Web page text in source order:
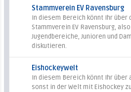
Stammverein EV Ravensburg
In diesem Bereich könnt Ihr über
Stammverein EV Ravensburg,
Jugendbereiche, Junioren und
diskutieren.
Eishockeywelt
In diesem Bereich könnt Ihr über
sonst in der Welt mit Eishockey